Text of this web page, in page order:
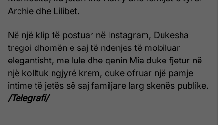
Archie dhe Lilibet.
Në një klip të postuar në Instagram, Dukesha
tregoi dhomën e saj të ndenjes të mobiluar
elegantisht, me lule dhe qenin Mia duke fjetur në
një kolltuk ngjyrë krem, duke ofruar një pamje
intime të jetës së saj familjare larg skenës publike.
/Telegrafi/